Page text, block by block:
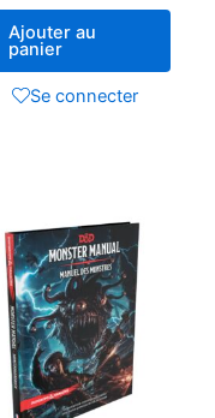
Ajouter au
panier
Se connecter